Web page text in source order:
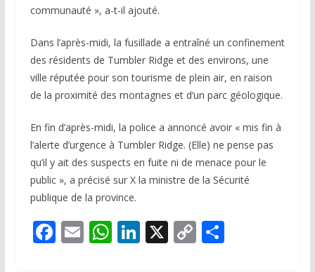
communauté », a-t-il ajouté.
Dans l’après-midi, la fusillade a entraîné un confinement
des résidents de Tumbler Ridge et des environs, une
ville réputée pour son tourisme de plein air, en raison
de la proximité des montagnes et d’un parc géologique.
En fin d’après-midi, la police a annoncé avoir « mis fin à
l’alerte d’urgence à Tumbler Ridge. (Elle) ne pense pas
qu’il y ait des suspects en fuite ni de menace pour le
public », a précisé sur X la ministre de la Sécurité
publique de la province.
F E W Li X C P